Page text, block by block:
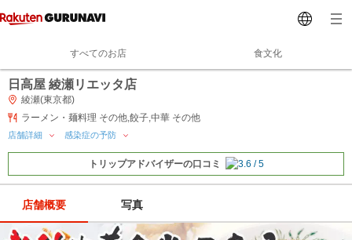
すべてのお店 食文化
日高屋 綾瀬リエッタ店
綾瀬(東京都)
ラーメン・麺料理 その他,餃子,中華 その他
店舗詳細 感染症の予防
トリップアドバイザーの口コミ
店舗概要 写真